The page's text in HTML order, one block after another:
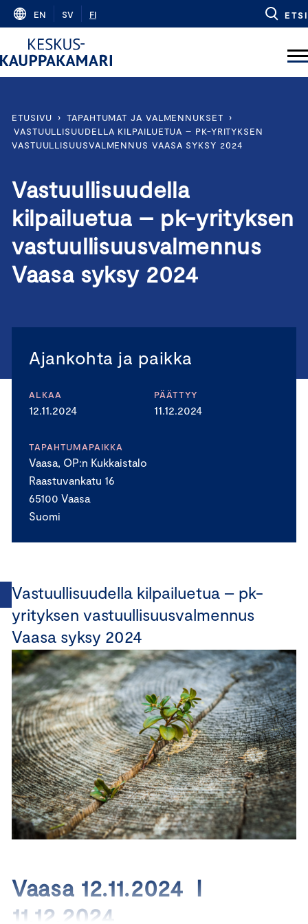
Skip
content
EN SV FI ETSI
ETUSIVU › TAPAHTUMAT JA VALMENNUKSET
›
VASTUULLISUUDELLA KILPAILUETUA – PK-YRITYKSEN
VASTUULLISUUSVALMENNUS VAASA SYKSY 2024
Vastuullisuudella
kilpailuetua – pk-yrityksen
vastuullisuusvalmennus
Vaasa syksy 2024
Ajankohta ja paikka
ALKAA
12.11.2024
PÄÄTTYY
11.12.2024
TAPAHTUMAPAIKKA
Vaasa, OP:n Kukkaistalo
Raastuvankatu 16
65100 Vaasa
Suomi
Vastuullisuudella kilpailuetua – pk-
yrityksen vastuullisuusvalmennus
Vaasa syksy 2024
Vaasa 12.11.2024 I
11.12.2024